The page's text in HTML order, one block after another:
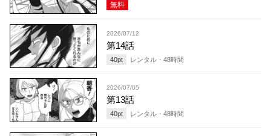
無料
2026/07/12
第14話
40pt レンタル・ 48時間
2026/07/05
第13話
40pt レンタル・ 48時間